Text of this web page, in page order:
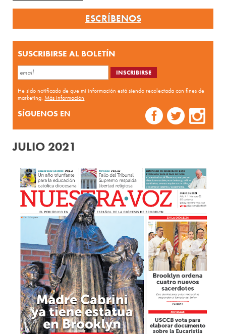
ESCRÍBENOS
SUSCRIBIRSE AL BOLETÍN
He sido notificado de que mi información está siendo recolectada con fines de
marketing.Más información
SÍGUENOS EN
JULIO 2021